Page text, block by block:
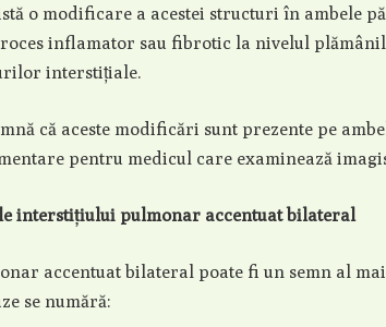
o modificare a acestei structuri în ambele
inflamator sau fibrotic la nivelul
interstițiale.
că aceste modificări sunt prezente pe
pentru medicul care examinează
interstițiului pulmonar accentuat bilateral
accentuat bilateral poate fi un semn al
se numără: